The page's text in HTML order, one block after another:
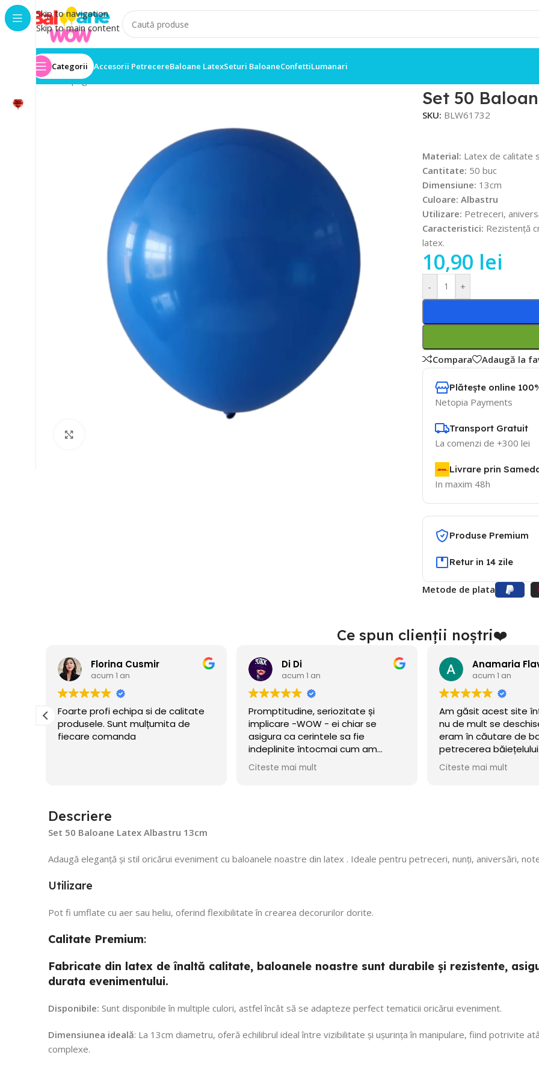
Skip to navigation
Skip to main content
Categorii Accesorii PetrecereBaloane LatexSeturi BaloaneConfettiLumanari
Prima pagină
Set 50
SKU: BLW61732
Material: Latex de calitate
Cantitate: 50 buc
Dimensiune: 13cm
Culoare: Albastru
Utilizare: Petreceri,
Caracteristici: Rezistență
latex.
10,90 lei
- +
Compara Adaugă la
Plătește online
Netopia Payments
Transport Gratuit
La comenzi de +300 lei
Livrare prin
In maxim 48h
Produse Premium
Retur in 14 zile
Metode de plata
Ce spun clienții noștri❤️
Florina Cusmir
acum 1 an
Foarte profi echipa si de calitate
produsele. Sunt mulțumita de
fiecare comanda
Di Di
acum 1 an
Promptitudine, seriozitate și
implicare -WOW - ei chiar se
asigura ca cerintele sa fie
indeplinite întocmai cum am
cerut!
Citeste mai mult
acum 1 an
Am găsit acest site
nu de mult se
eram în căutare de
petrecerea băiețelului
incercat norocul și a
Baloanele sunt chiar
Citeste mai mult
Descriere
Set 50 Baloane Latex Albastru 13cm
Adaugă eleganță și stil oricărui eveniment cu baloanele noastre din latex . Ideale pentru petreceri, nunți, aniversări,
Utilizare
Pot fi umflate cu aer sau heliu, oferind flexibilitate în crearea decorurilor dorite.
Calitate Premium:
Fabricate din latex de înaltă calitate, baloanele noastre sunt durabile și rezistente,
durata evenimentului.
Disponibile: Sunt disponibile în multiple culori, astfel încât să se adapteze perfect tematicii oricărui eveniment.
Dimensiunea ideală: La 13cm diametru, oferă echilibrul ideal între vizibilitate și ușurința în manipulare, fiind potrivite
complexe.